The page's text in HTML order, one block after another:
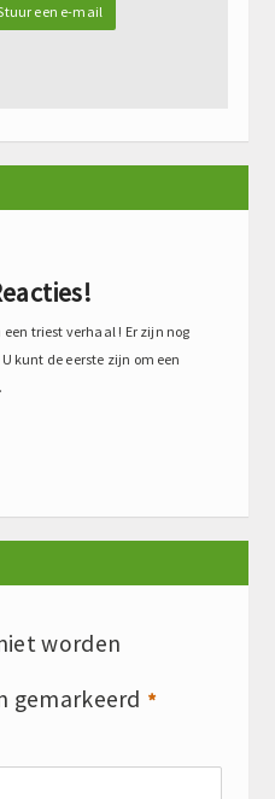
een e-mail
triest verhaal ! Er zijn nog
kunt de eerste zijn om een
worden
gemarkeerd *